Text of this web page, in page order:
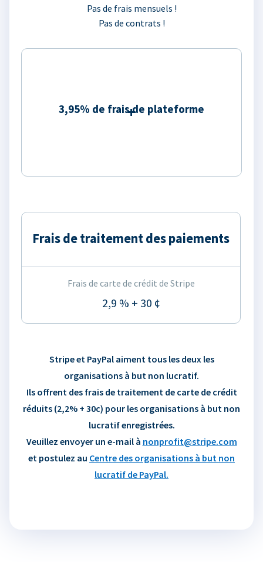
Pas de frais mensuels !
Pas de contrats !
3,95% de frais de plateforme
Frais de traitement des paiements
Frais de carte de crédit de Stripe
2,9 % + 30 ¢
Stripe et PayPal aiment tous les deux les
organisations à but non lucratif.
Ils offrent des frais de traitement de carte de crédit
réduits (2,2% + 30c) pour les organisations à but non
lucratif enregistrées.
Veuillez envoyer un e-mail à nonprofit@stripe.com
et postulez au Centre des organisations à but non
lucratif de PayPal.